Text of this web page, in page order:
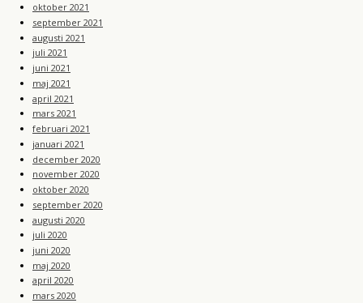
oktober 2021
september 2021
augusti 2021
juli 2021
juni 2021
maj 2021
april 2021
mars 2021
februari 2021
januari 2021
december 2020
november 2020
oktober 2020
september 2020
augusti 2020
juli 2020
juni 2020
maj 2020
april 2020
mars 2020